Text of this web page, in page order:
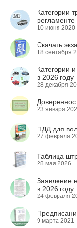
Категории
10 июня 2020
Скачать
18 сентября
Категории
в 2026 году
28 декабря
23 января
ПДД для
27 февраля
Таблица
28 мая 2026
Заявление
в 2026 году
24 февраля
9 марта 2021